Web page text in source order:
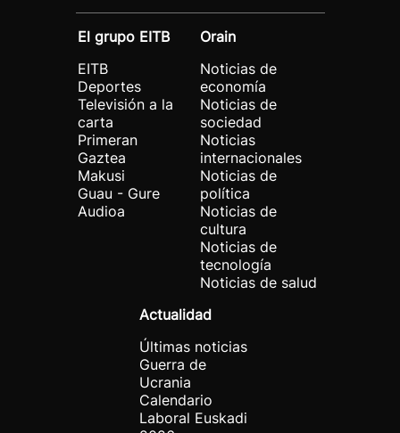
El grupo EITB
EITB
Deportes
Televisión a la
carta
Primeran
Gaztea
Makusi
Guau - Gure
Audioa
Orain
Noticias de
economía
Noticias de
sociedad
Noticias
internacionales
Noticias de
política
Noticias de
cultura
Noticias de
tecnología
Noticias de salud
Actualidad
Últimas noticias
Guerra de
Ucrania
Calendario
Laboral Euskadi